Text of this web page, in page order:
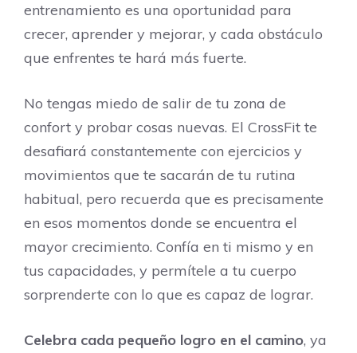
entrenamiento es una oportunidad para
crecer, aprender y mejorar, y cada obstáculo
que enfrentes te hará más fuerte.
No tengas miedo de salir de tu zona de
confort y probar cosas nuevas. El CrossFit te
desafiará constantemente con ejercicios y
movimientos que te sacarán de tu rutina
habitual, pero recuerda que es precisamente
en esos momentos donde se encuentra el
mayor crecimiento. Confía en ti mismo y en
tus capacidades, y permítele a tu cuerpo
sorprenderte con lo que es capaz de lograr.
Celebra cada pequeño logro en el camino, ya